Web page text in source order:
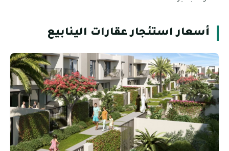
أسعار استئجار عقارات الينابيع